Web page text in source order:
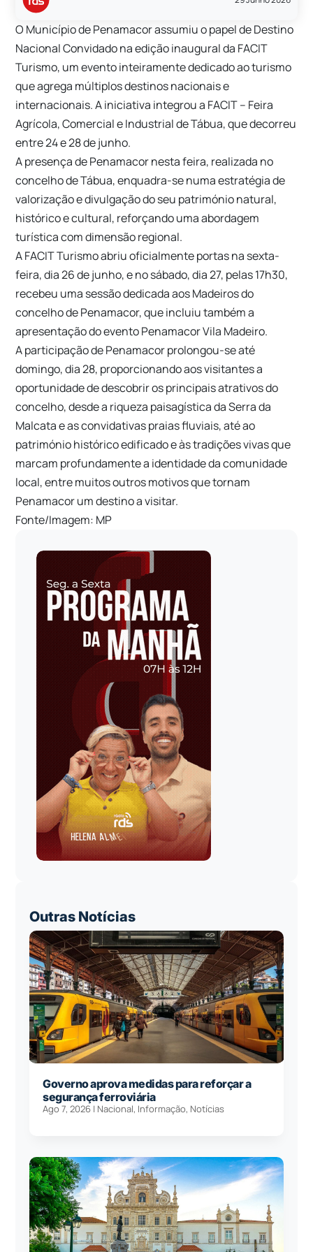
O Município dePenamacorassumiu o papel de Destino
Nacional Convidado na edição inaugural da FACIT
Turismo, um evento inteiramente dedicado ao turismo
que agrega múltiplos destinos nacionais e
internacionais. A iniciativa integrou a FACIT – Feira
Agrícola, Comercial e Industrial de Tábua, que decorreu
entre 24 e 28 de junho.
A presença de Penamacor nesta feira, realizada no
concelho deTábua, enquadra-se numa estratégia de
valorização e divulgação do seu património natural,
histórico e cultural, reforçando uma abordagem
turística com dimensão regional.
A FACIT Turismo abriu oficialmente portas na sexta-
feira, dia 26 de junho, e no sábado, dia 27, pelas 17h30,
recebeu uma sessão dedicada aos Madeiros do
concelho de Penamacor, que incluiu também a
apresentação do evento Penamacor Vila Madeiro.
A participação de Penamacor prolongou-se até
domingo, dia 28, proporcionando aos visitantes a
oportunidade de descobrir os principais atrativos do
concelho, desde a riqueza paisagística daSerra da
Malcatae as convidativas praias fluviais, até ao
património histórico edificado e às tradições vivas que
marcam profundamente a identidade da comunidade
local, entre muitos outros motivos que tornam
Penamacor um destino a visitar.
Fonte/Imagem: MP
Outras Notícias
Governo aprova medidas para reforçar a
segurança ferroviária
Ago 7, 2026 | Nacional, Informação, Notícias